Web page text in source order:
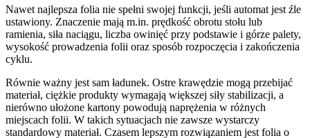
Nawet najlepsza folia nie spełni swojej funkcji, jeśli automat jest źle
ustawiony. Znaczenie mają m.in. prędkość obrotu stołu lub
ramienia, siła naciągu, liczba owinięć przy podstawie i górze palety,
wysokość prowadzenia folii oraz sposób rozpoczęcia i zakończenia
cyklu.
Równie ważny jest sam ładunek. Ostre krawędzie mogą przebijać
materiał, ciężkie produkty wymagają większej siły stabilizacji, a
nierówno ułożone kartony powodują naprężenia w różnych
miejscach folii. W takich sytuacjach nie zawsze wystarczy
standardowy materiał. Czasem lepszym rozwiązaniem jest folia o